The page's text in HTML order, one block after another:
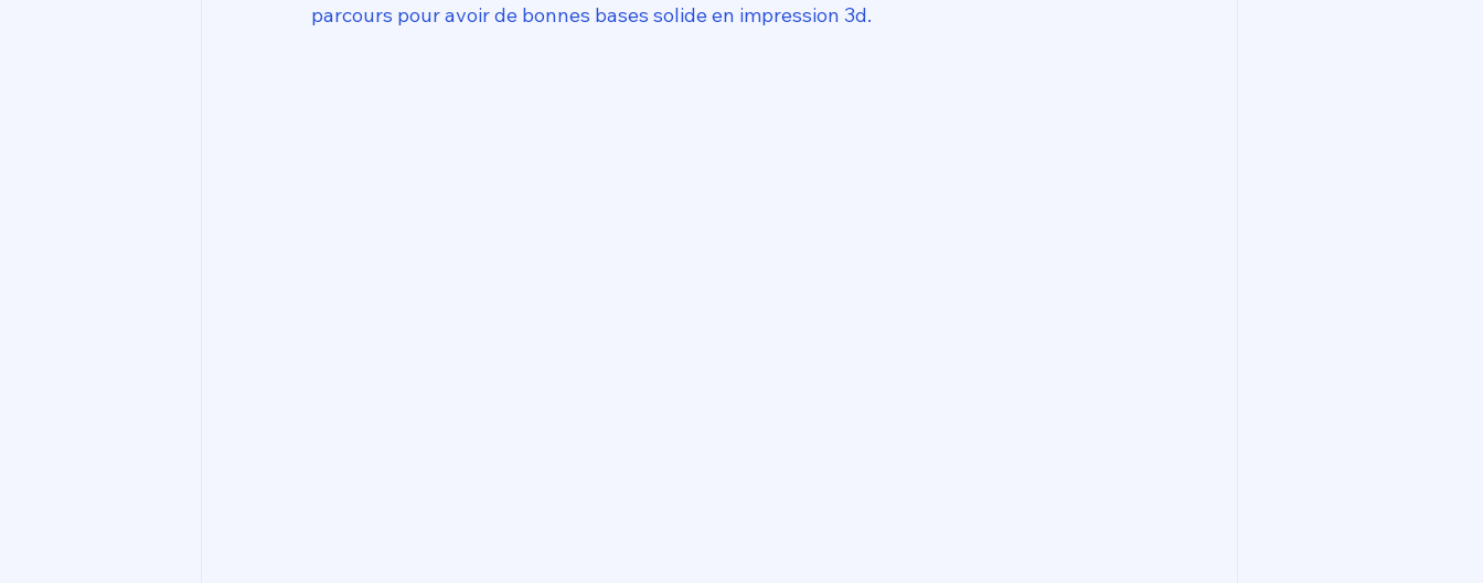
parcours pour avoir de bonnes bases solide en impression 3d.